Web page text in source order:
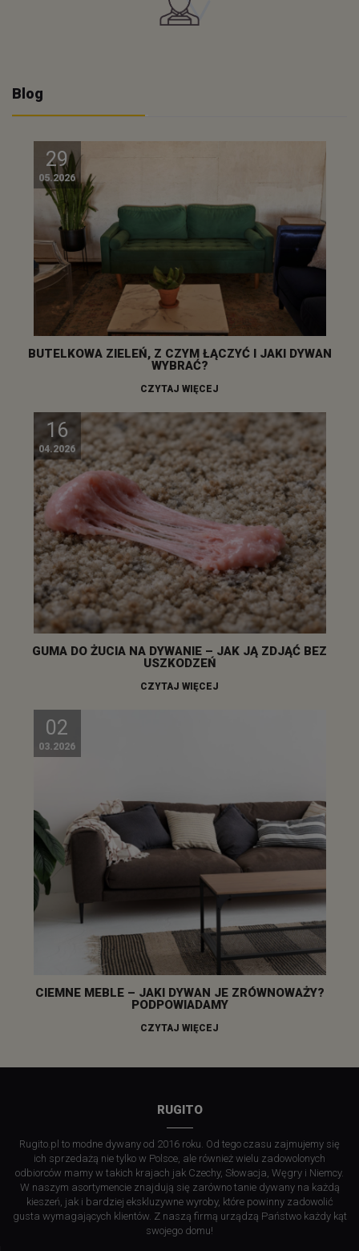
Blog
29
05.2026
BUTELKOWA ZIELEŃ, Z CZYM ŁĄCZYĆ I JAKI DYWAN
WYBRAĆ?
CZYTAJ WIĘCEJ
16
04.2026
GUMA DO ŻUCIA NA DYWANIE – JAK JĄ ZDJĄĆ BEZ
USZKODZEŃ
CZYTAJ WIĘCEJ
02
03.2026
CIEMNE MEBLE – JAKI DYWAN JE ZRÓWNOWAŻY?
PODPOWIADAMY
CZYTAJ WIĘCEJ
RUGITO
Rugito.pl to modne dywany od 2016 roku. Od tego czasu zajmujemy się
ich sprzedażą nie tylko w Polsce, ale również wielu zadowolonych
odbiorców mamy w takich krajach jak Czechy, Słowacja, Węgry i Niemcy.
W naszym asortymencie znajdują się zarówno tanie dywany na każdą
kieszeń, jak i bardziej ekskluzywne wyroby, które powinny zadowolić
gusta wymagających klientów. Z naszą firmą urządzą Państwo każdy kąt
swojego domu!